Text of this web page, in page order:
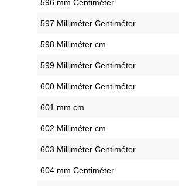
596 mm Centiméter
597 Milliméter Centiméter
598 Milliméter cm
599 Milliméter Centiméter
600 Milliméter Centiméter
601 mm cm
602 Milliméter cm
603 Milliméter Centiméter
604 mm Centiméter